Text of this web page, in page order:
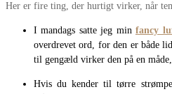
Her er fire ting, der hurtigt virker, når
I mandags satte jeg minfancy
overdrevet ord, for den er både
til gengæld virker den på en
Hvis du kender til tørre